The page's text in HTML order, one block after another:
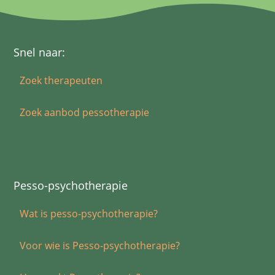
Snel naar:
Zoek therapeuten
Zoek aanbod pessotherapie
Pesso-psychotherapie
Wat is pesso-psychotherapie?
Voor wie is Pesso-psychotherapie?